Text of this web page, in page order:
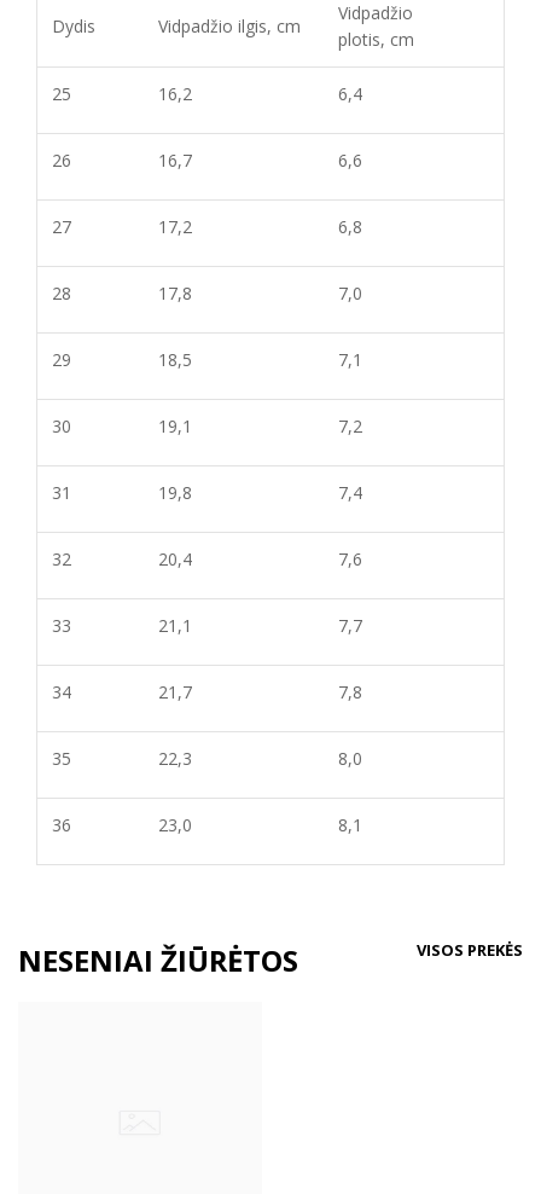
Dydis Vidpadžio ilgis, cm
Vidpadžio
plotis, cm
25 16,2 6,4
26 16,7 6,6
27 17,2 6,8
28 17,8 7,0
29 18,5 7,1
30 19,1 7,2
31 19,8 7,4
32 20,4 7,6
33 21,1 7,7
34 21,7 7,8
35 22,3 8,0
36 23,0 8,1
NESENIAI ŽIŪRĖTOS VISOS PREKĖS